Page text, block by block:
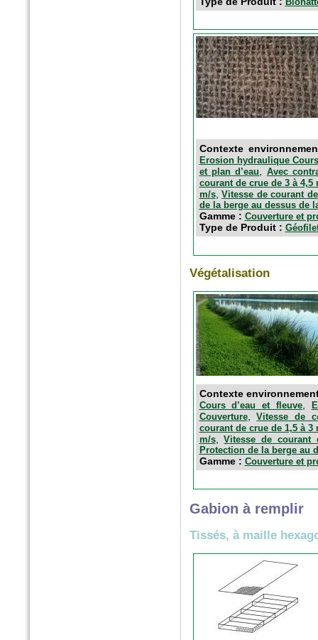
Contexte
Erosion hydraulique
et plan d’eau
Avec
courant de crue de 3 à 4,5
m/s,Vitesse de courant
de la berge au dessus de
Gamme : Couverture et
Type de Produit :
Végétalisation
Contexte
Cours d’eau et fleuve,
Couverture,Vitesse de
courant de crue de 1,5 à 3
m/s,Vitesse de
Protection de la berge au
Gamme : Couverture et
Gabion à remplir
Tissés, à maille